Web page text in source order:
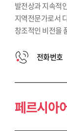
발전상과 지속적
지역전문가로서
창조적인 비전을
전화번호
페르시아